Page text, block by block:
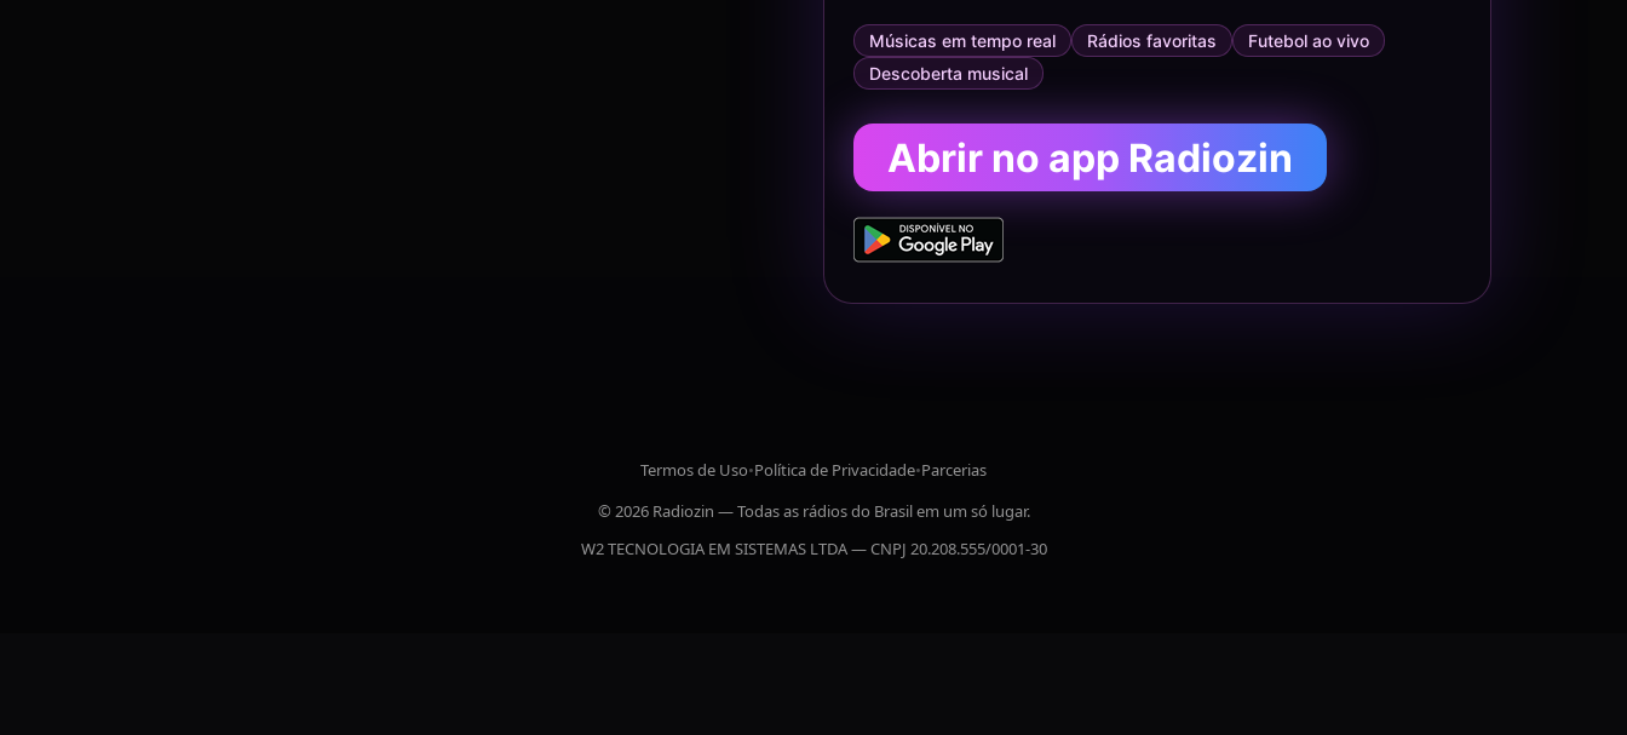
Músicas em tempo real Rádios favoritas
Futebol ao vivo
Descoberta musical
Abrir no app Radiozin
Termos de Uso•Política de Privacidade•Parcerias
© 2026 Radiozin — Todas as rádios do Brasil em um só lugar.
W2 TECNOLOGIA EM SISTEMAS LTDA — CNPJ 20.208.555/0001-30